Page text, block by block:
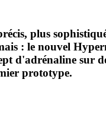
plus
: le nouvel
d'adrénaline sur
prototype.